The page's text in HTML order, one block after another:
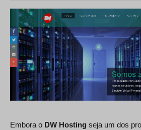
Embora o DW Hosting seja um dos